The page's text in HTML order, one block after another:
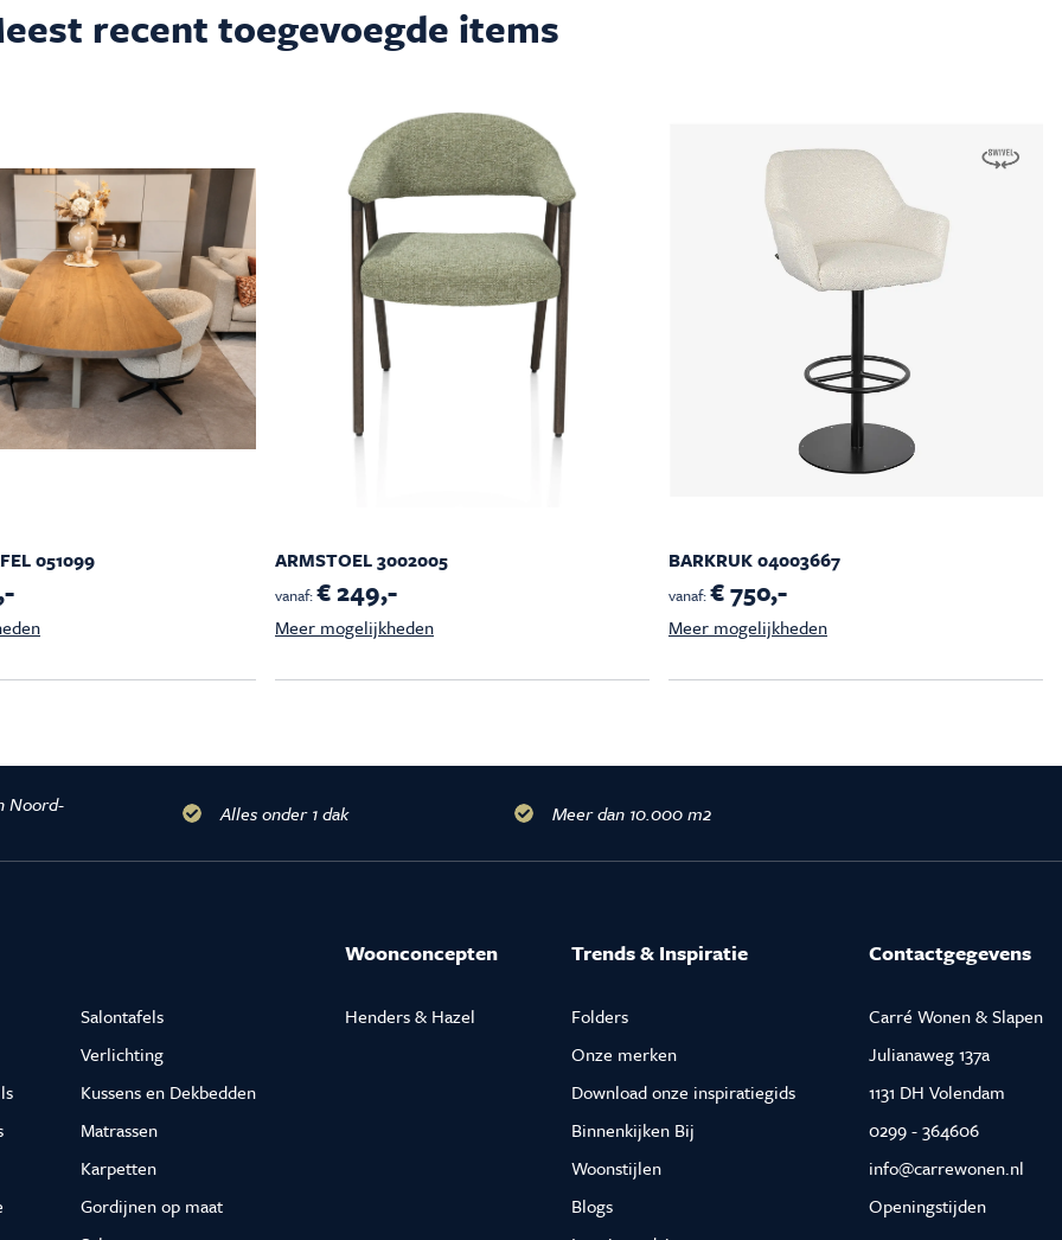
recent toegevoegde items
051099 ARMSTOEL 3002005
vanaf:€ 249,-
Meer mogelijkheden
BARKRUK 04003667
vanaf:€ 750,-
Meer mogelijkheden
Noord- Alles onder 1 dak Meer dan 10.000 m2
Salontafels
Verlichting
Kussens en Dekbedden
Matrassen
Karpetten
Gordijnen op maat
Woonconcepten
Henders & Hazel
Trends & Inspiratie
Folders
Onze merken
Download onze inspiratiegids
Binnenkijken Bij
Woonstijlen
Blogs
Contactgegevens
Carré Wonen & Slapen
Julianaweg 137a
1131 DH Volendam
0299 - 364606
info@carrewonen.nl
Openingstijden